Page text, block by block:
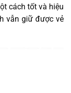
cách tốt và hiệu
vẫn giữ được vẻ